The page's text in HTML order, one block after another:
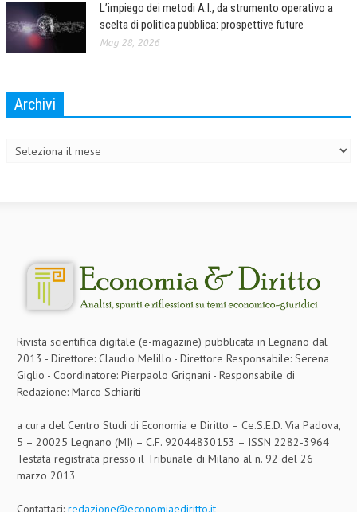
L’impiego dei metodi A.I., da strumento operativo a
scelta di politica pubblica: prospettive future
Mag 28, 2026
Archivi
Rivista scientifica digitale (e-magazine) pubblicata in Legnano dal
2013 - Direttore: Claudio Melillo - Direttore Responsabile: Serena
Giglio - Coordinatore: Pierpaolo Grignani - Responsabile di
Redazione: Marco Schiariti
a cura del Centro Studi di Economia e Diritto – Ce.S.E.D. Via Padova,
5 – 20025 Legnano (MI) – C.F. 92044830153 – ISSN 2282-3964
Testata registrata presso il Tribunale di Milano al n. 92 del 26
marzo 2013
Contattaci: redazione@economiaediritto.it